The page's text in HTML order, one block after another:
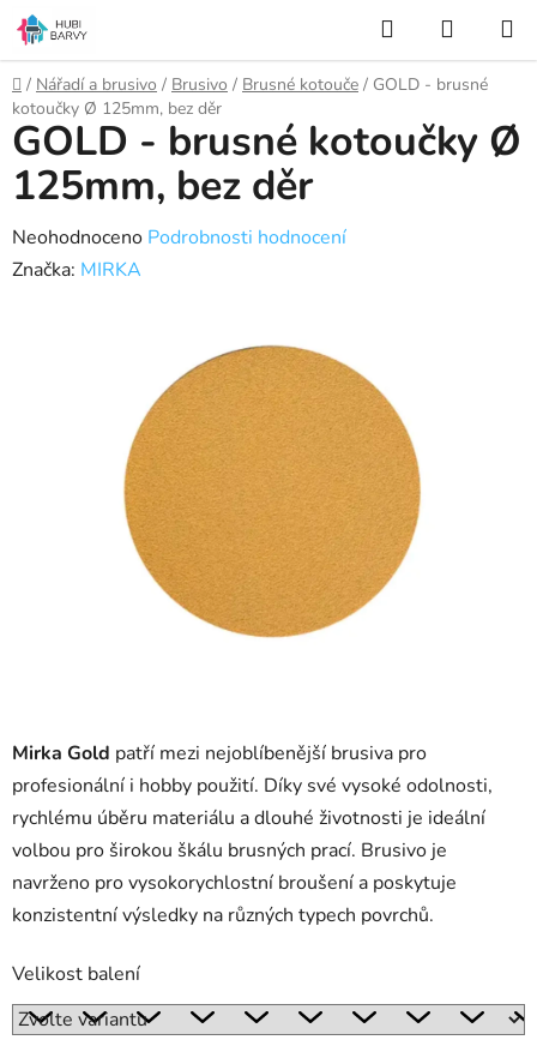
Přejít
na
obsah
Hledat
KOŠÍK
Domů
/ Nářadí a brusivo / Brusivo / Brusné kotouče / GOLD - brusné
kotoučky Ø 125mm, bez děr
Mirka Gold patří mezi nejoblíbenější brusiva pro
profesionální i hobby použití. Díky své vysoké odolnosti,
rychlému úběru materiálu a dlouhé životnosti je ideální
volbou pro širokou škálu brusných prací. Brusivo je
navrženo pro vysokorychlostní broušení a poskytuje
konzistentní výsledky na různých typech povrchů.
Velikost balení
GOLD - brusné kotoučky Ø
125mm, bez děr
Průměrné
hodnocení
Neohodnoceno Podrobnosti hodnocení
Značka: MIRKA